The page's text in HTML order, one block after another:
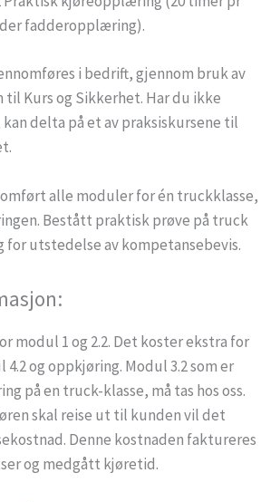
fadderopplæring).
i bedrift, gjennom bruk av
Kurs og Sikkerhet. Har du ikke
delta på et av praksiskursene til
alle moduler for én truckklasse,
Bestått praktisk prøve på truck
for utstedelse av kompetansebevis.
modul 1 og 2.2. Det koster ekstra for
4.2 og oppkjøring. Modul 3.2 som er
på en truck-klasse, må tas hos oss.
skal reise ut til kunden vil det
Denne kostnaden faktureres
og medgått kjøretid.